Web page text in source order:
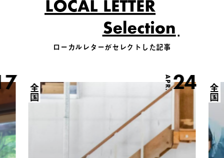
ローカルレターがセレクトした記事
APR.24
全国 全国